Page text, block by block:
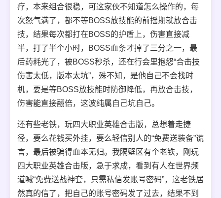
疗，本来组合很稳，可这家伙不知道怎么操作的，每
次怒气满了，都不等BOSS放技能的前摇期就放合击
技，结果每次都打在BOSS的护盾上，伤害直接减
半，打了半个小时，BOSS血条才掉了三分之一，最
后药耗光了，被BOSS秒杀，还在行会里抱怨“合击技
伤害太低，版本太坑”，殊不知，是他自己不会找时
机，要是等BOSS放技能时防御降低，再放合击技，
伤害能直接翻倍，这波纯属自己坑自己。
还有些老铁，玩四大职业英雄合击版，总想着走捷
径，要么花钱买外挂，要么轻信别人的“免费送装备”谎
言，最后被骗得血本无归。我隔壁区有个老铁，刚玩
四大职业英雄合击版，急于求成，看到有人在世界频
道喊“免费送战神套，只需私信发账号密码”，这老铁居
然真的信了，把自己的账号密码发了过去，结果不到